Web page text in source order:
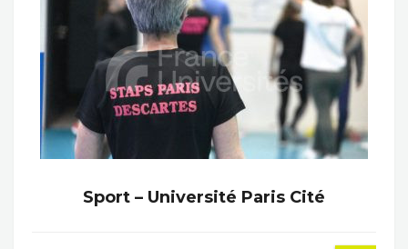
Sport – Université Paris Cité